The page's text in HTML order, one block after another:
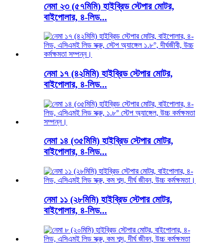
নেমা ২৩ (৫৭মিমি) হাইব্রিড স্টেপার মোটর,
বাইপোলার, ৪-লিড...
নেমা ১৭ (৪২মিমি) হাইব্রিড স্টেপার মোটর,
বাইপোলার, ৪-লিড...
নেমা ১৪ (৩৫মিমি) হাইব্রিড স্টেপার মোটর,
বাইপোলার, ৪-লিড...
নেমা ১১ (২৮মিমি) হাইব্রিড স্টেপার মোটর,
বাইপোলার, ৪-লিড...